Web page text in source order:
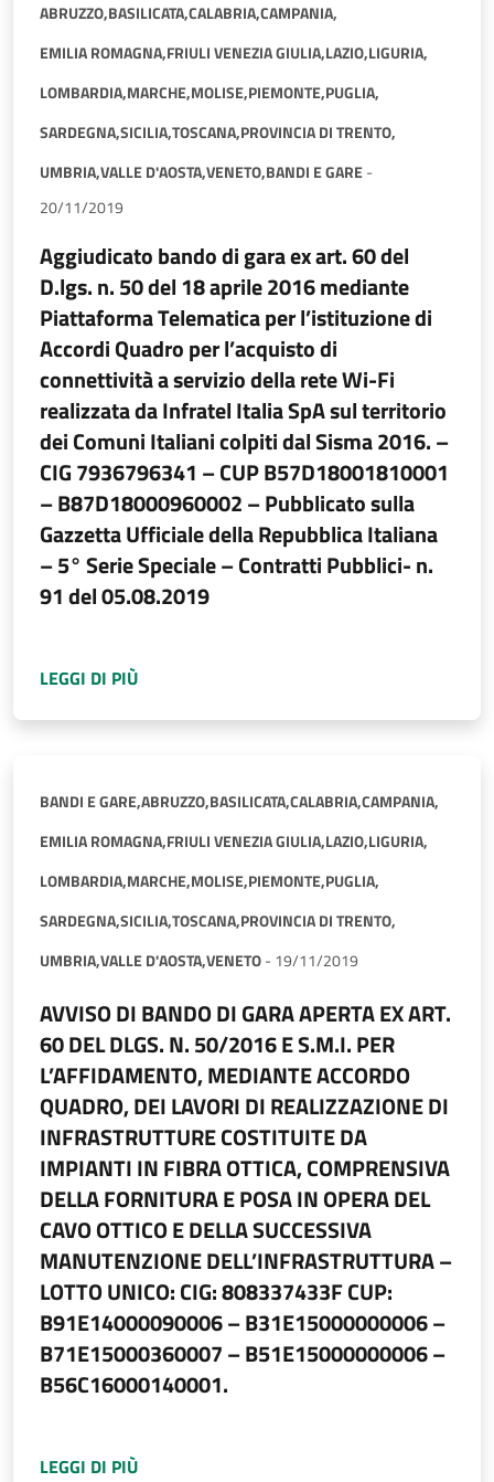
ABRUZZO,BASILICATA,CALABRIA,CAMPANIA,
EMILIA ROMAGNA,FRIULI VENEZIA GIULIA,LAZIO,LIGURIA,
LOMBARDIA,MARCHE,MOLISE,PIEMONTE,PUGLIA,
SARDEGNA,SICILIA,TOSCANA,PROVINCIA DI TRENTO,
UMBRIA,VALLE D'AOSTA,VENETO,BANDI E GARE-
20/11/2019
Aggiudicato bando di gara ex art. 60 del
D.lgs. n. 50 del 18 aprile 2016 mediante
Piattaforma Telematica per l’istituzione di
Accordi Quadro per l’acquisto di
connettività a servizio della rete Wi-Fi
realizzata da Infratel Italia SpA sul territorio
dei Comuni Italiani colpiti dal Sisma 2016. –
CIG 7936796341 – CUP B57D18001810001
– B87D18000960002 – Pubblicato sulla
Gazzetta Ufficiale della Repubblica Italiana
– 5° Serie Speciale – Contratti Pubblici- n.
91 del 05.08.2019
LEGGI DI PIÙ
BANDI E GARE,ABRUZZO,BASILICATA,CALABRIA,CAMPANIA,
EMILIA ROMAGNA,FRIULI VENEZIA GIULIA,LAZIO,LIGURIA,
LOMBARDIA,MARCHE,MOLISE,PIEMONTE,PUGLIA,
SARDEGNA,SICILIA,TOSCANA,PROVINCIA DI TRENTO,
UMBRIA,VALLE D'AOSTA,VENETO- 19/11/2019
AVVISO DI BANDO DI GARA APERTA EX ART.
60 DEL DLGS. N. 50/2016 E S.M.I. PER
L’AFFIDAMENTO, MEDIANTE ACCORDO
QUADRO, DEI LAVORI DI REALIZZAZIONE DI
INFRASTRUTTURE COSTITUITE DA
IMPIANTI IN FIBRA OTTICA, COMPRENSIVA
DELLA FORNITURA E POSA IN OPERA DEL
CAVO OTTICO E DELLA SUCCESSIVA
MANUTENZIONE DELL’INFRASTRUTTURA –
LOTTO UNICO: CIG: 808337433F CUP:
B91E14000090006 – B31E15000000006 –
B71E15000360007 – B51E15000000006 –
B56C16000140001.
LEGGI DI PIÙ